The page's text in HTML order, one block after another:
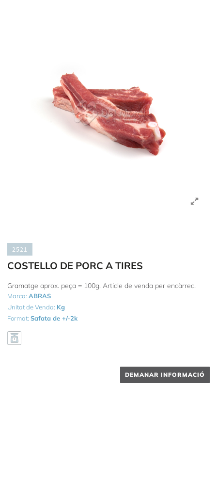
2521
COSTELLO DE PORC A TIRES
Gramatge aprox. peça = 100g. Article de venda per encàrrec.
Marca: ABRAS
Unitat de Venda: Kg
Format: Safata de +/-2k
DEMANAR INFORMACIÓ